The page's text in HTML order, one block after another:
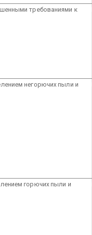
требованиями к
негорючих пыли и
горючих пыли и